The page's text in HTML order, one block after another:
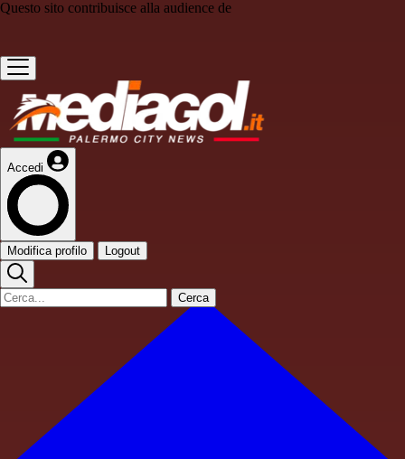
Questo sito contribuisce alla audience de
Accedi
Modifica profilo Logout
Cerca